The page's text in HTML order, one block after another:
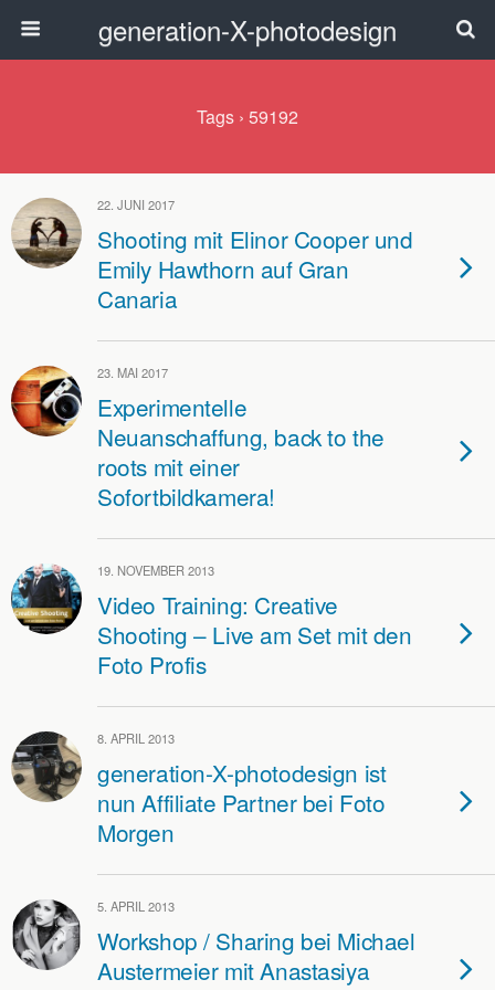
generation-X-photodesign
Tags › 59192
22. JUNI 2017
Shooting mit Elinor Cooper und
Emily Hawthorn auf Gran
Canaria
23. MAI 2017
Experimentelle
Neuanschaffung, back to the
roots mit einer
Sofortbildkamera!
19. NOVEMBER 2013
Video Training: Creative
Shooting – Live am Set mit den
Foto Profis
8. APRIL 2013
generation-X-photodesign ist
nun Affiliate Partner bei Foto
Morgen
5. APRIL 2013
Workshop / Sharing bei Michael
Austermeier mit Anastasiya